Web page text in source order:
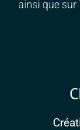
ainsi que sur